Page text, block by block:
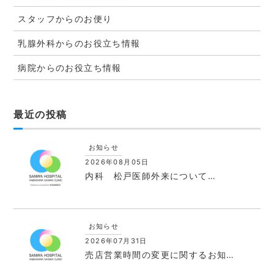
スタッフからのお便り
乳腺外科からのお役立ち情報
病院からのお役立ち情報
最近の投稿
お知らせ
2026年08月05日
内科 松戸医師外来について…
お知らせ
2026年07月31日
売店営業時間の変更に関するお知…